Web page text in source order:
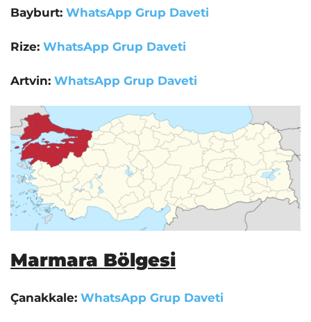
Bayburt: WhatsApp Grup Daveti
Rize: WhatsApp Grup Daveti
Artvin: WhatsApp Grup Daveti
Marmara Bölgesi
Çanakkale: WhatsApp Grup Daveti